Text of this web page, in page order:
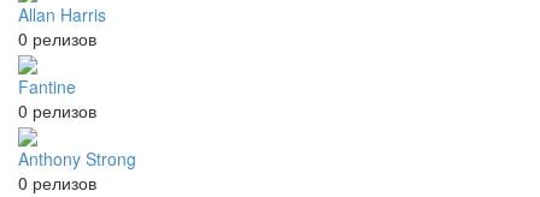
Allan Harris
0 релизов
Fantine
0 релизов
Anthony Strong
0 релизов